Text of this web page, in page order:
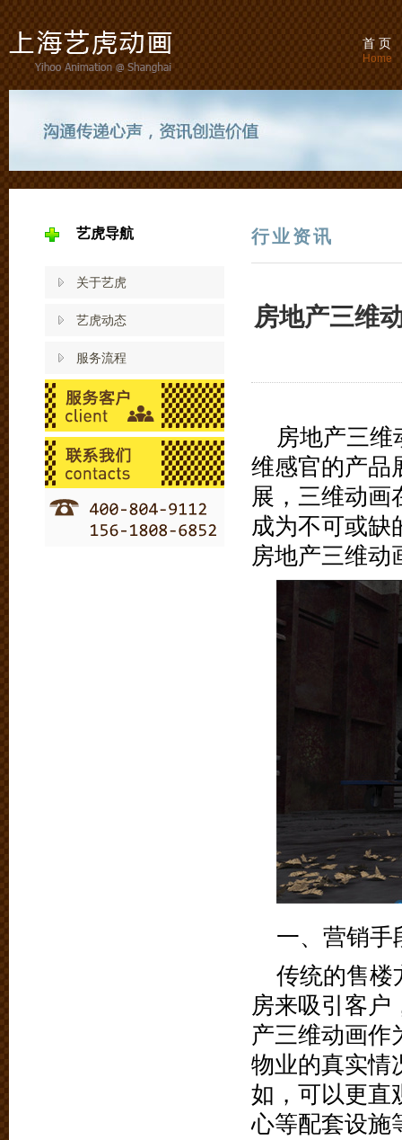
首 页
Home
艺虎导航
关于艺虎
艺虎动态
服务流程
行业资讯
房地产三维
房地产三
维感官的产品
展，三维动画
成为不可或缺
房地产三维动
一、营销手
传统的售楼
房来吸引客户
产三维动画作
物业的真实情
如，可以更直
心等配套设施